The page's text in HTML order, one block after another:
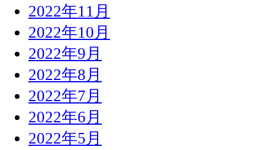
2022年11月
2022年10月
2022年9月
2022年8月
2022年7月
2022年6月
2022年5月